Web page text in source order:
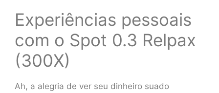
Experiências pessoais
com o Spot 0.3 Relpax
(300X)
Ah, a alegria de ver seu dinheiro suado